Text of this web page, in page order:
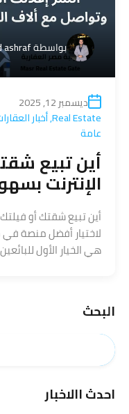
بواسطةashraf
ديسمبر 12, 2025
Real Estate
,أخبار
عامة
أين تبيع
الإنترنت
أين تبيع شقتك أو
لاختيار أفضل منصة في
هي الخيار الأول
البحث
احدث االاخبار